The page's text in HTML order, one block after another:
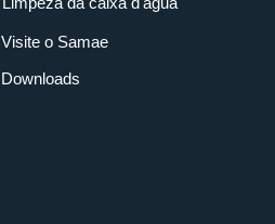
Visite o Samae
Downloads